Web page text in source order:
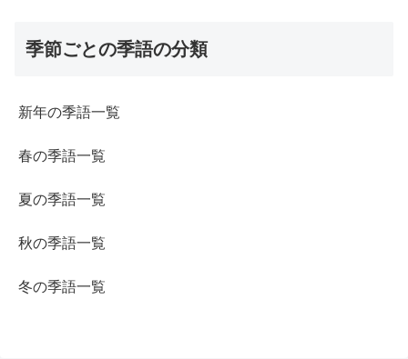
季節ごとの季語の分類
新年の季語一覧
春の季語一覧
夏の季語一覧
秋の季語一覧
冬の季語一覧